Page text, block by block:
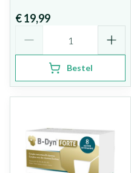
€ 19,99
Bestel